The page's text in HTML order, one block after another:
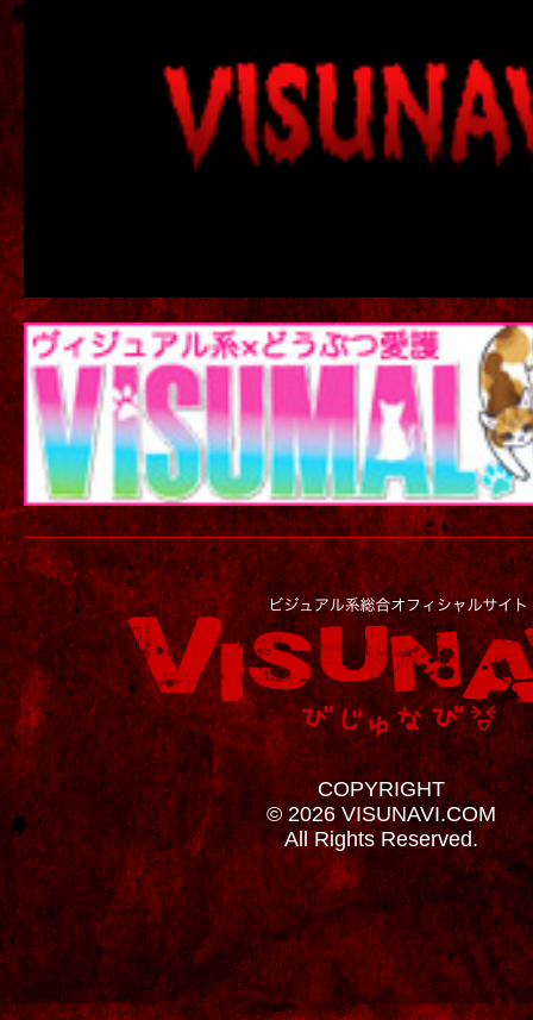
COPYRIGHT
© 2026 VISUNAVI.COM
All Rights Reserved.